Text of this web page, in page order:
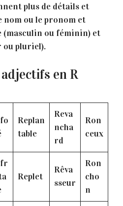
plus de détails et
ou le pronom et
(masculin ou féminin) et
ou pluriel).
en R
Replan
table
Reva
ncha
rd
Ron
ceux
Replet
Rêva
sseur
Ron
cho
n